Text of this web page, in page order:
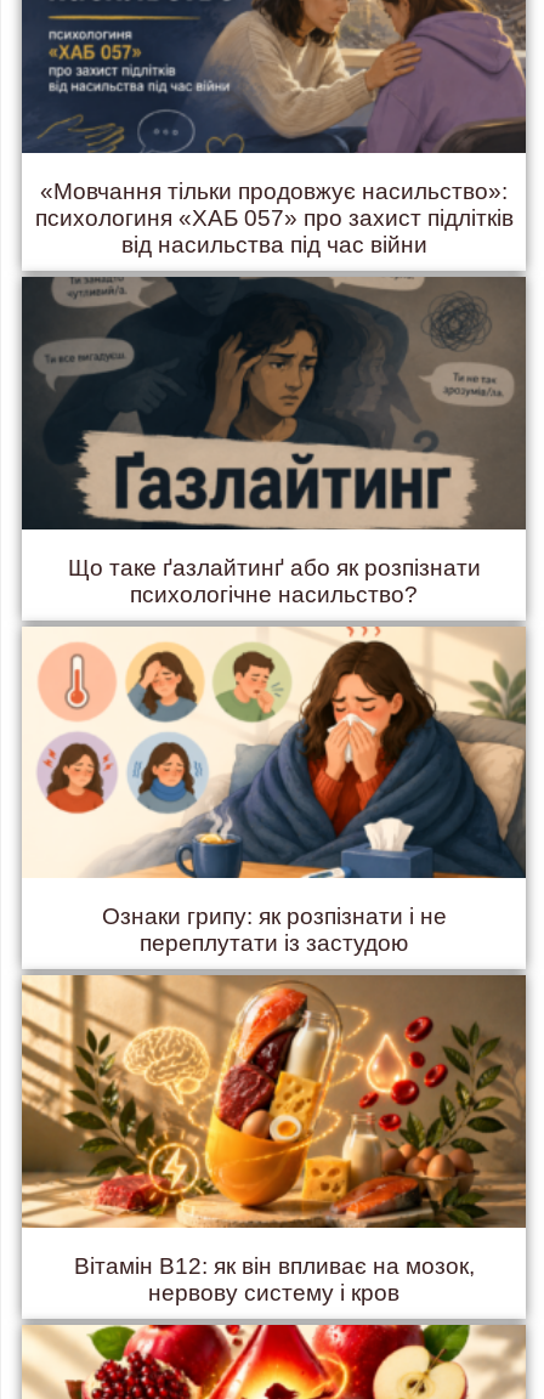
«Мовчання тільки продовжує насильство»:
психологиня «ХАБ 057» про захист підлітків
від насильства під час війни
Що таке ґазлайтинґ або як розпізнати
психологічне насильство?
Ознаки грипу: як розпізнати і не
переплутати із застудою
Вітамін B12: як він впливає на мозок,
нервову систему і кров